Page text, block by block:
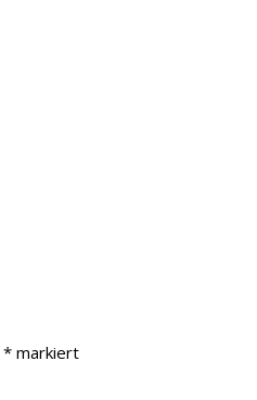
* markiert